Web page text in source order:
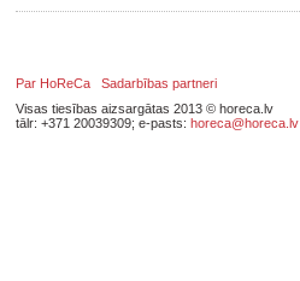
Par HoReCa
Sadarbības partneri
Visas tiesības aizsargātas 2013 © horeca.lv
tālr: +371 20039309; e-pasts: horeca@horeca.lv